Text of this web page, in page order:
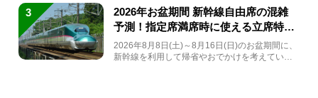
3
2026年お盆期間 新幹線自由席の混雑
予測！指定席満席時に使える立席特急
券も解説
2026年8月8日(土)～8月16日(日)のお盆期間に、
新幹線を利用して帰省やおでかけを考えている